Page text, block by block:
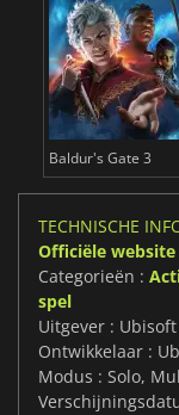
Baldur's Gate 3
TECHNISCHE
Officiële website
Categorieën :
spel
Uitgever : Ubisoft
Ontwikkelaar :
Modus : Solo,